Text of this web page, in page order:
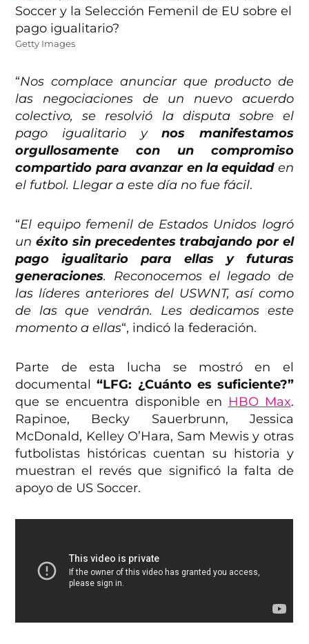
Getty Images
“Nos complace anunciar que producto de
las negociaciones de un nuevo acuerdo
colectivo, se resolvió la disputa sobre el
pago igualitario ynos manifestamos
orgullosamente con un compromiso
compartido para avanzar en la equidaden
el futbol. Llegar a este día no fue fácil.
“El equipo femenil de Estados Unidos logró
un éxito sin precedentes trabajando por el
pago igualitario para ellas y futuras
generaciones. Reconocemos el legado de
las líderes anteriores del USWNT, así como
de las que vendrán. Les dedicamos este
momento a ellas“, indicó la federación.
Parte de esta lucha se mostró en el
documental“LFG: ¿Cuánto es suficiente?”
que se encuentra disponible en HBO Max.
Rapinoe, Becky Sauerbrunn, Jessica
McDonald, Kelley O’Hara, Sam Mewis y otras
futbolistas históricas cuentan su historia y
muestran el revés que significó la falta de
apoyo de US Soccer.